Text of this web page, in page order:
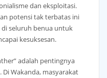
dan eksploitasi.
potensi tak terbatas ini
seluruh benua untuk
kesuksesan.
adalah pentingnya
Wakanda, masyarakat